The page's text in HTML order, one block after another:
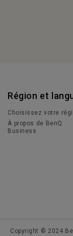
Région et
Choisissez votre
À propos de BenQ
Business
Copyright © 2024